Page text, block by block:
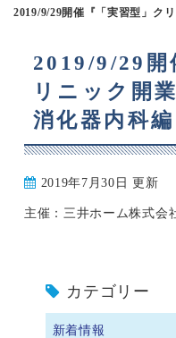
2019/9/29開催『「実習型」ク
2019/9/29開
リニック開
消化器内科編
2019年7月30日 更新
主催：三井ホーム株式会
カテゴリー
新着情報